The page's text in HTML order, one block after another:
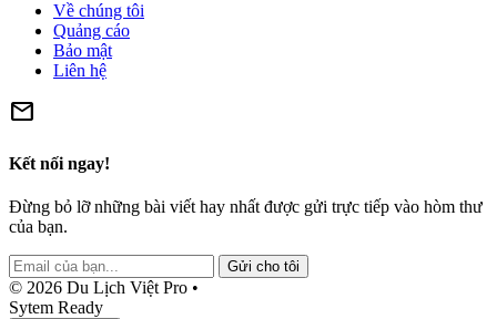
Về chúng tôi
Quảng cáo
Bảo mật
Liên hệ
mail
Kết nối ngay!
Đừng bỏ lỡ những bài viết hay nhất được gửi trực tiếp vào hòm thư
của bạn.
Gửi cho tôi
© 2026 Du Lịch Việt Pro •
Sytem Ready